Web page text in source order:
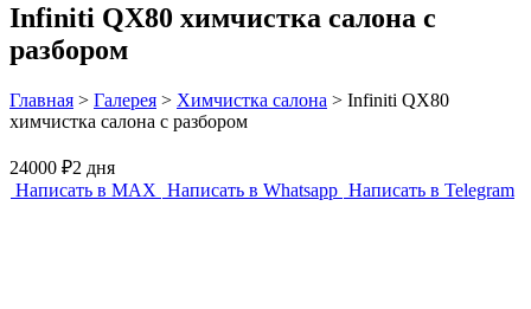
Infiniti QX80 химчистка салона с
разбором
Главная > Галерея > Химчистка салона > Infiniti QX80
химчистка салона с разбором
24000 ₽2 дня
Написать в MAX Написать в Whatsapp Написать в Telegram